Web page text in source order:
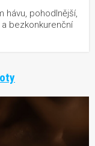
hávu, pohodlnější,
bezkonkurenční